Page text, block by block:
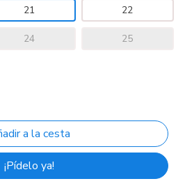
21 22
24 25
¡Pídelo ya!